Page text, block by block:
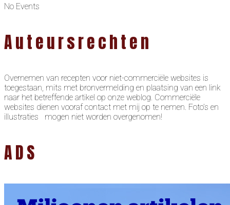
No Events
Auteursrechten
Overnemen van recepten voor niet-commerciële websites is
toegestaan, mits met bronvermelding en plaatsing van een link
naar het betreffende artikel op onze weblog. Commerciële
websites dienen vooraf contact met mij op te nemen. Foto’s en
illustraties mogen niet worden overgenomen!
ADS